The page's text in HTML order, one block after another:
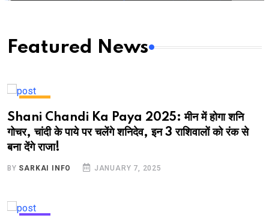
Featured News
Shani Chandi Ka Paya 2025: मीन में होगा शनि
गोचर, चांदी के पाये पर चलेंगे शनिदेव, इन 3 राशिवालों को रंक से
बना देंगे राजा!
BY SARKAI INFO JANUARY 7, 2025